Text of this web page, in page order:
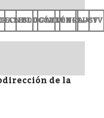
EDUCACIÓN
CULTURA+CV
de la